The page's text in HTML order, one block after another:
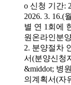
o 신청 기간:
2026. 3. 16.(
별 연 1회에
원온라인분
2. 분양절차
서(분양신청
&middot; 병
의계획서(자